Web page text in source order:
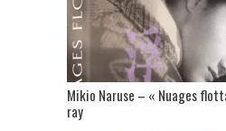
Mikio Naruse – « Nuages
ray